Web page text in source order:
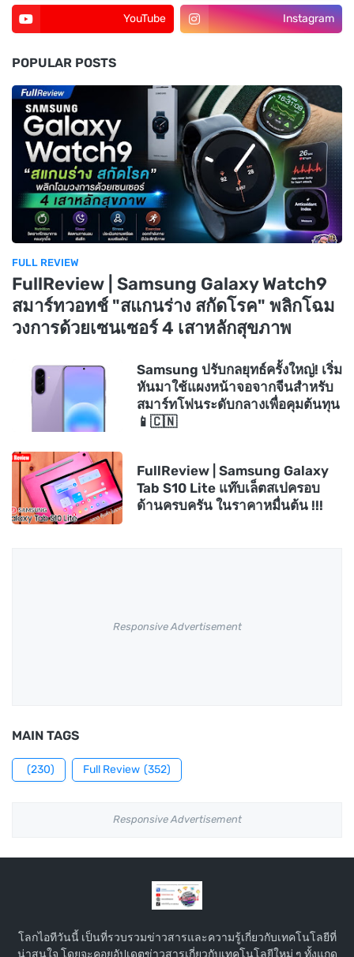
YouTube Instagram
POPULAR POSTS
FULL REVIEW
FullReview | Samsung Galaxy Watch9
สมาร์ทวอทช์ "สแกนร่าง สกัดโรค" พลิกโฉม
วงการด้วยเซนเซอร์ 4 เสาหลักสุขภาพ
Samsung ปรับกลยุทธ์ครั้งใหญ่! เริ่ม
หันมาใช้แผงหน้าจอจากจีนสำหรับ
สมาร์ทโฟนระดับกลางเพื่อคุมต้นทุน
📱🇨🇳
FullReview | Samsung Galaxy
Tab S10 Lite แท๊บเล็ตสเปครอบ
ด้านครบครัน ในราคาหมื่นต้น !!!
Responsive Advertisement
MAIN TAGS
(230) Full Review (352)
Responsive Advertisement
โลกไอทีวันนี้ เป็นที่รวบรวมข่าวสารและความรู้เกี่ยวกับเทคโนโลยีที่
น่าสนใจ โดยจะคอยอัปเดตข่าวสารเกี่ยวกับเทคโนโลยีใหม่ ๆ ทั้งแกด